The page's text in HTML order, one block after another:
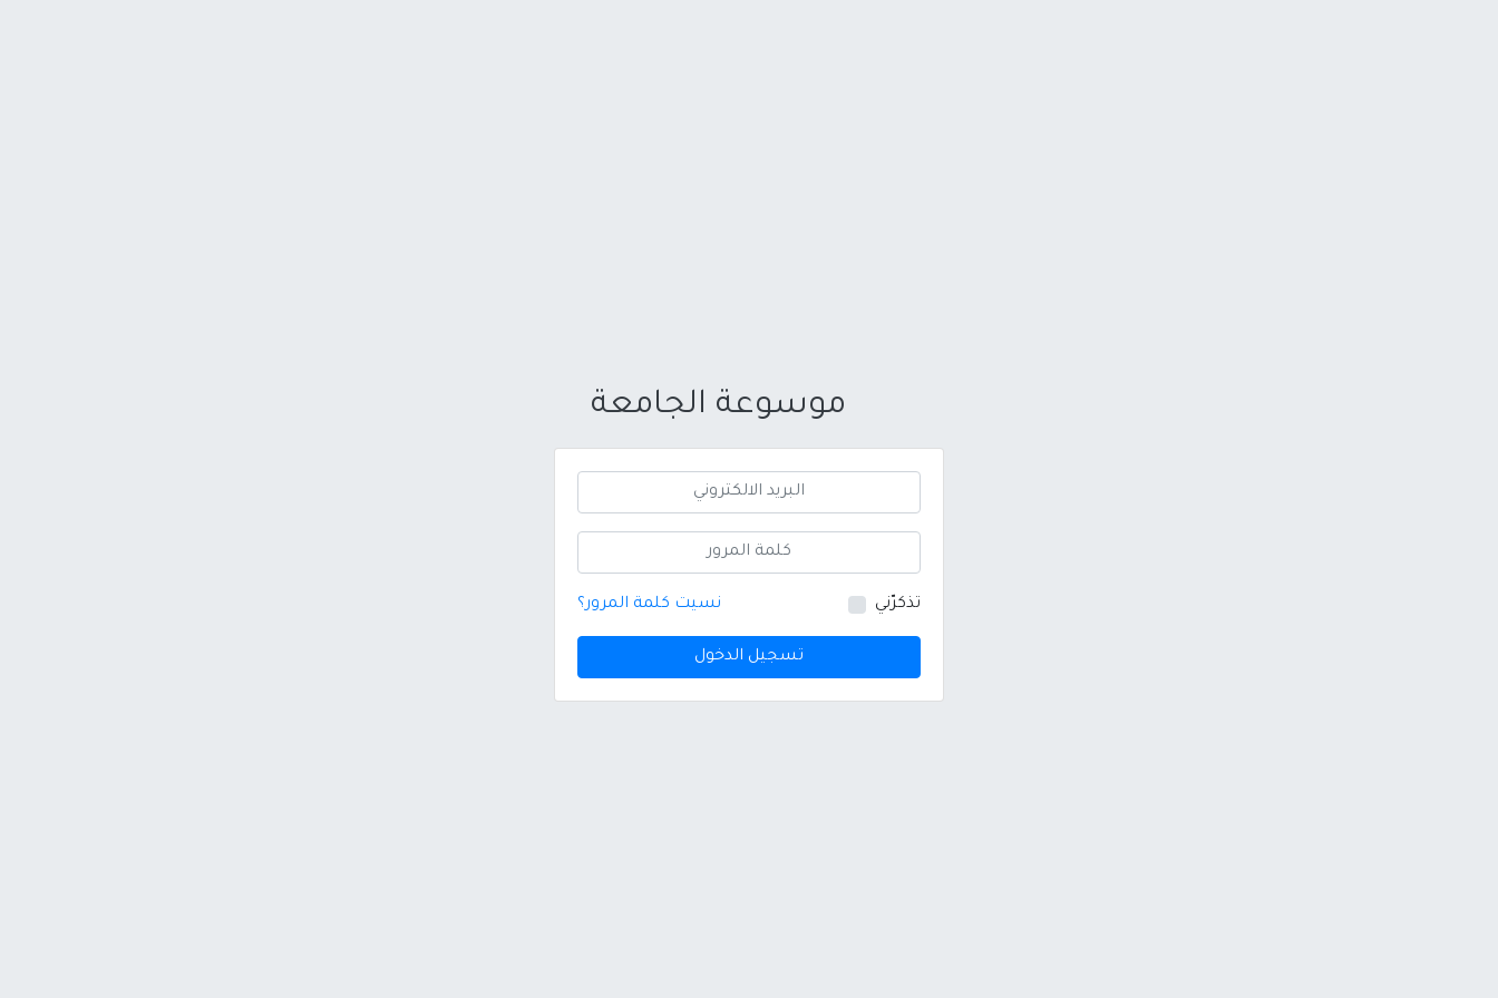
موسوعة الجامعة
تذكرّني نسيت كلمة المرور؟
تسجيل الدخول